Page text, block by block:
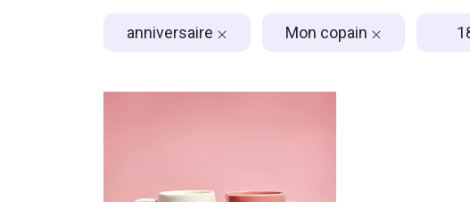
anniversaire Mon copain